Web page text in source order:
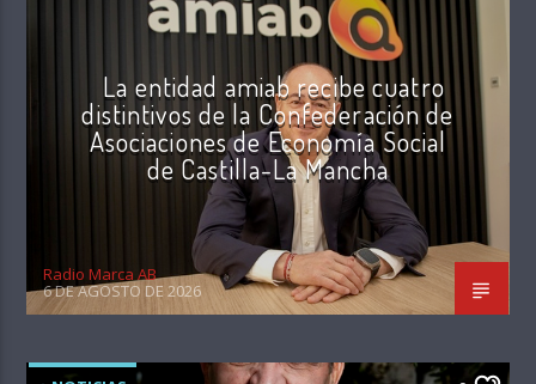
La entidad amiab recibe cuatro
distintivos de la Confederación de
Asociaciones de Economía Social
de Castilla-La Mancha
Radio Marca AB
6 DE AGOSTO DE 2026